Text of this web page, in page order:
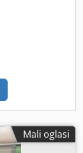
Mali oglasi